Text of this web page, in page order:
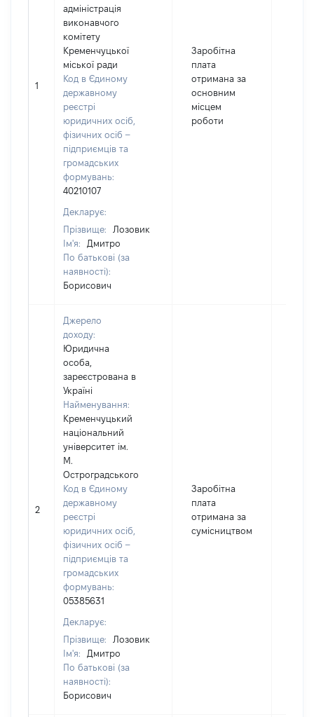
1
адміністрація
виконавчого
комітету
Кременчуцької
міської ради
Код в Єдиному
державному
реєстрі
юридичних осіб,
фізичних осіб –
підприємців та
громадських
формувань:
40210107
Декларує:
Прізвище:
Лозовик
Ім'я:
Дмитро
По батькові (за
наявності):
Борисович
Заробітна
плата
отримана за
основним
місцем
роботи
2
Джерело
доходу:
Юридична
особа,
зареєстрована в
Україні
Найменування:
Кременчуцький
національний
університет ім.
М.
Остроградського
Код в Єдиному
державному
реєстрі
юридичних осіб,
фізичних осіб –
підприємців та
громадських
формувань:
05385631
Декларує:
Прізвище:
Лозовик
Ім'я:
Дмитро
По батькові (за
наявності):
Борисович
Заробітна
плата
отримана за
сумісництвом